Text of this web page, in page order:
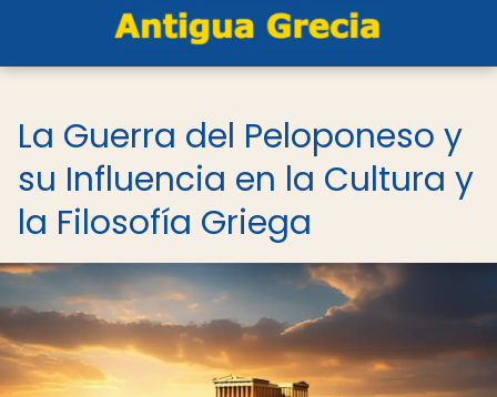
La Guerra del Peloponeso y
su Influencia en la Cultura y
la Filosofía Griega